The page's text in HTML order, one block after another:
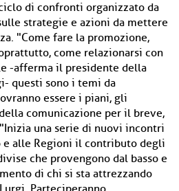
di confronti organizzato da
strategie e azioni da mettere
"Come fare la promozione,
come relazionarsi con
-afferma il presidente della
questi sono i temi da
essere i piani, gli
comunicazione per il breve,
una serie di nuovi incontri
e alle Regioni il contributo degli
che provengono dal basso e
di chi si sta attrezzando